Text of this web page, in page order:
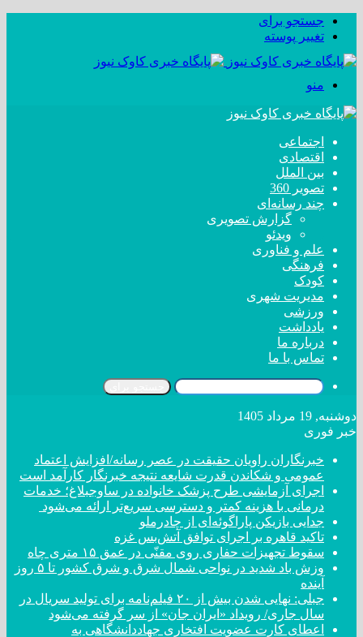
جستجو برای
تغییر پوسته
منو
اجتماعی
اقتصادی
بین الملل
تصویر 360
چند رسانه‌ای
گزارش تصویری
ویدئو
علم و فناوری
فرهنگی
کودک
مدیریت شهری
ورزشی
یادداشت
درباره ما
تماس با ما
دوشنبه, 19 مرداد 1405
خبر فوری
خبرنگاران راویان حقیقت در عصر رسانه/افزایش اعتماد
عمومی و شکاندن قدرت شایعه نتیجه خبرنگار کارآمد است
اجرای آزمایشی طرح پزشک خانواده در ساوجبلاغ؛ خدمات
درمانی با هزینه کمتر و دسترسی سریع‌تر ارائه می‌شود
جدایی بازیکن پاراگوئه‌ای از چادرملو
تاکید قاهره بر اجرای توافق آتش‌بس غزه
سقوط تجهیزات حفاری روی مقنّی در عمق ۱۵ متری چاه
وزش باد شدید در نواحی شمال شرق و شرق کشور تا ۵ روز
آینده
جبلی: نهایی شدن بیش از ۲۰ فیلم‌نامه برای تولید سریال در
سال جاری/ رویداد «ایران جان» از سر گرفته می‌شود
اعطای کارت عضویت افتخاری جهاددانشگاهی به